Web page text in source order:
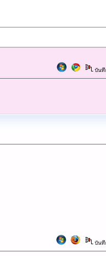
บันทึ
บันทึ